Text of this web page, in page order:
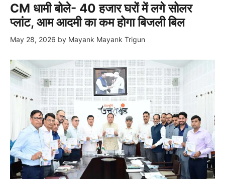
CM धामी बोले- 40 हजार घरों में लगे सोलर
प्लांट, आम आदमी का कम होगा बिजली बिल
May 28, 2026 by Mayank Mayank Trigun